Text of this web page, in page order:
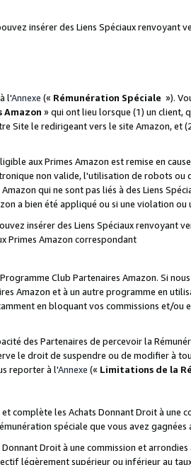
insérer des Liens Spéciaux renvoyant
l'Annexe (« Rémunération Spéciale »).
Amazon » qui ont lieu lorsque (1) un client,
Site le redirigeant vers le site Amazon, et
aux Primes Amazon est remise en
non valide, l'utilisation de robots ou
qui ne sont pas liés à des Liens
a bien été appliqué ou si une violation
insérer des Liens Spéciaux renvoyant
Primes Amazon correspondant
Club Partenaires Amazon. Si
Amazon et à un autre programme en
en bloquant vos commissions et/ou
des Partenaires de percevoir la
le droit de suspendre ou de modifier à
reporter à l'Annexe (« Limitations de la
complète les Achats Donnant Droit à une
spéciale que vous avez gagnées
Droit à une commission et
légèrement supérieur ou inférieur au